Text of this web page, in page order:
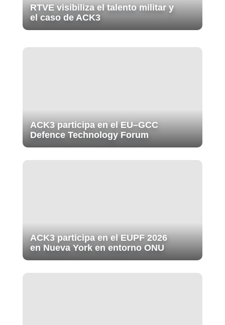
RTVE visibiliza el talento militar y
el caso de ACK3
ACK3 participa en el EU–GCC
Defence Technology Forum
ACK3 participa en el EUPF 2026
en Nueva York en entorno ONU